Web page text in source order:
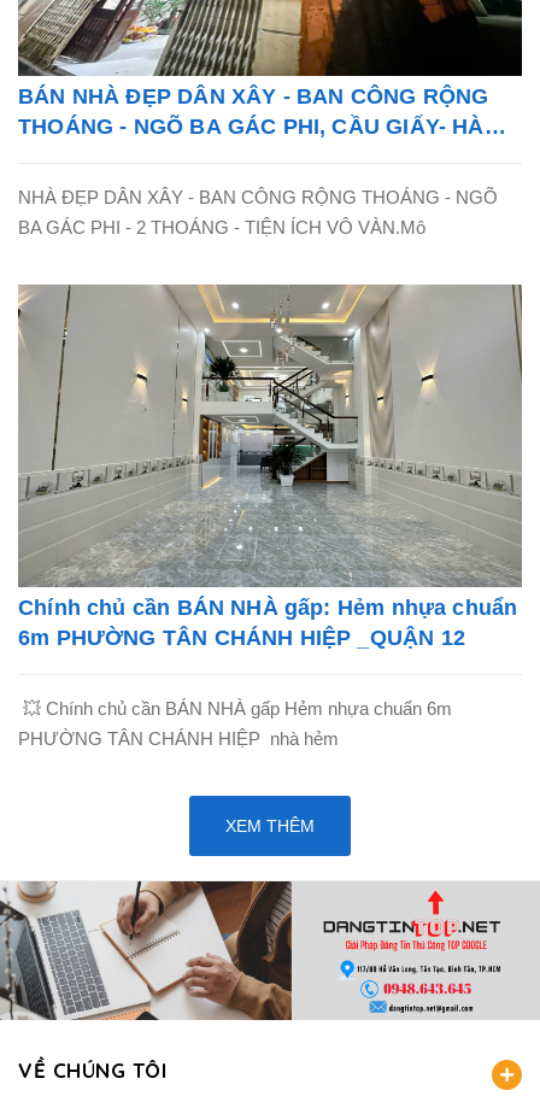
BÁN NHÀ ĐẸP DÂN XÂY - BAN CÔNG RỘNG
THOÁNG - NGÕ BA GÁC PHI, CẦU GIẤY- HÀ
NHÀ ĐẸP DÂN XÂY - BAN CÔNG RỘNG THOÁNG - NGÕ
BA GÁC PHI - 2 THOÁNG - TIỆN ÍCH VÔ VÀN.Mô
Chính chủ cần BÁN NHÀ gấp: Hẻm nhựa chuẩn
6m PHƯỜNG TÂN CHÁNH HIỆP _QUẬN 12
💥 Chính chủ cần BÁN NHÀ gấp Hẻm nhựa chuẩn 6m
PHƯỜNG TÂN CHÁNH HIỆP nhà hẻm
XEM THÊM
VỀ CHÚNG TÔI